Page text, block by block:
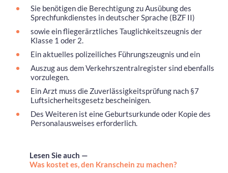
Sie benötigen die Berechtigung zu Ausübung des
Sprechfunkdienstes in deutscher Sprache (BZF II)
sowie ein fliegerärztliches Tauglichkeitszeugnis der
Klasse 1 oder 2.
Ein aktuelles polizeiliches Führungszeugnis und ein
Auszug aus dem Verkehrszentralregister sind ebenfalls
vorzulegen.
Ein Arzt muss die Zuverlässigkeitsprüfung nach §7
Luftsicherheitsgesetz bescheinigen.
Des Weiteren ist eine Geburtsurkunde oder Kopie des
Personalausweises erforderlich.
Lesen Sie auch —
Was kostet es, den Kranschein zu machen?